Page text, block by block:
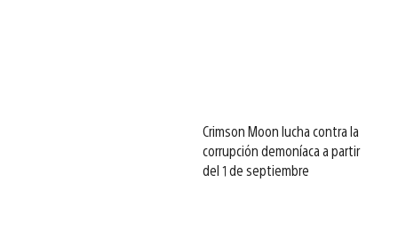
Crimson Moon lucha contra la
corrupción demoníaca a partir
del 1 de septiembre